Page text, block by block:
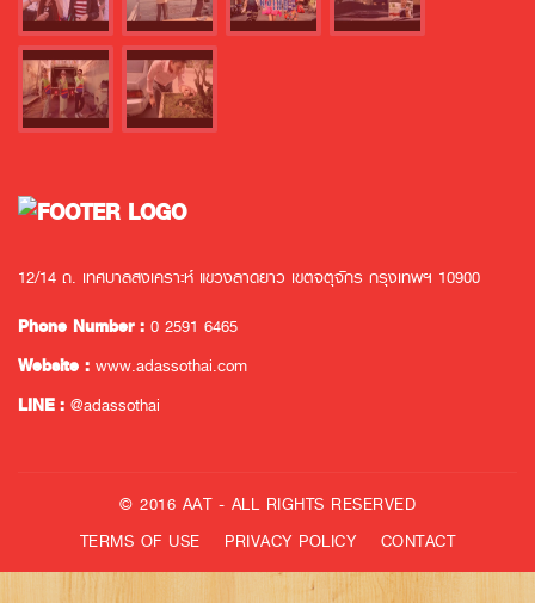
12/14 ถ. เทศบาลสงเคราะห์ แขวงลาดยาว เขตจตุจักร กรุงเทพฯ 10900
Phone Number : 0 2591 6465
Website : www.adassothai.com
LINE : @adassothai
© 2016 AAT - ALL RIGHTS RESERVED
TERMS OF USE
PRIVACY POLICY CONTACT